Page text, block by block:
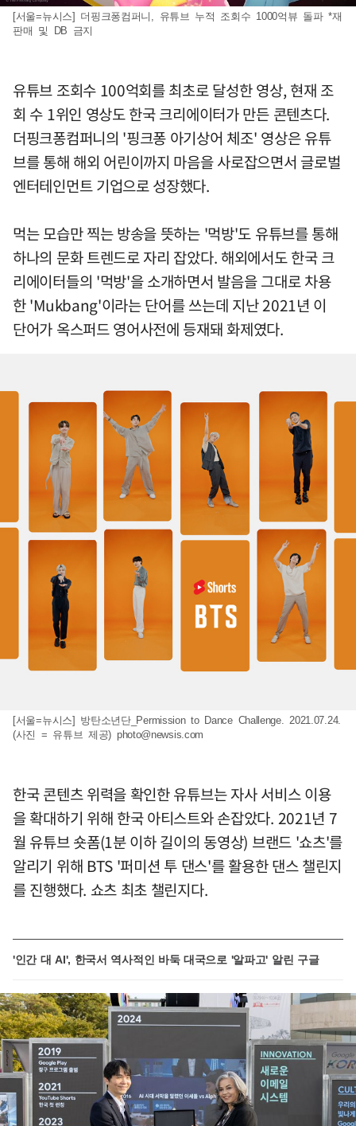
[서울=뉴시스] 더핑크퐁컴퍼니, 유튜브 누적 조회수 1000억뷰 돌파 *재
판매 및 DB 금지
유튜브 조회수 100억회를 최초로 달성한 영상, 현재 조
회 수 1위인 영상도 한국 크리에이터가 만든 콘텐츠다.
더핑크퐁컴퍼니의 '핑크퐁 아기상어 체조' 영상은 유튜
브를 통해 해외 어린이까지 마음을 사로잡으면서 글로벌
엔터테인먼트 기업으로 성장했다.
먹는 모습만 찍는 방송을 뜻하는 '먹방'도 유튜브를 통해
하나의 문화 트렌드로 자리 잡았다. 해외에서도 한국 크
리에이터들의 '먹방'을 소개하면서 발음을 그대로 차용
한 'Mukbang'이라는 단어를 쓰는데 지난 2021년 이
단어가 옥스퍼드 영어사전에 등재돼 화제였다.
[서울=뉴시스] 방탄소년단_Permission to Dance Challenge. 2021.07.24.
(사진 = 유튜브 제공) photo@newsis.com
한국 콘텐츠 위력을 확인한 유튜브는 자사 서비스 이용
을 확대하기 위해 한국 아티스트와 손잡았다. 2021년 7
월 유튜브 숏폼(1분 이하 길이의 동영상) 브랜드 '쇼츠'를
알리기 위해 BTS '퍼미션 투 댄스'를 활용한 댄스 챌린지
를 진행했다. 쇼츠 최초 챌린지다.
'인간 대 AI', 한국서 역사적인 바둑 대국으로 '알파고' 알린 구글